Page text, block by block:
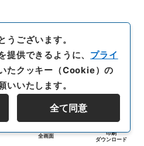
全画面
印刷
ダウンロード
うございます。
提供できるように、 プライ
たクッキー（Cookie）の
いいたします。
全て同意